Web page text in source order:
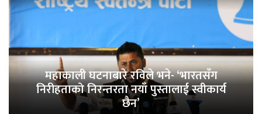
महाकाली घटनाबारे रविले भने- ‘भारतसँग
निरीहताको निरन्तरता नयाँ पुस्तालाई स्वीकार्य
छैन’